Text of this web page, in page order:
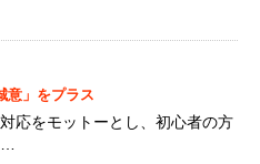
意」をプラス
応をモットーとし、初心者の方